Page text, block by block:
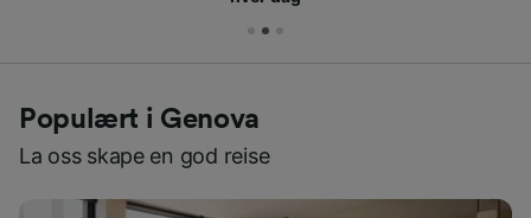
Populært i Genova
La oss skape en god reise